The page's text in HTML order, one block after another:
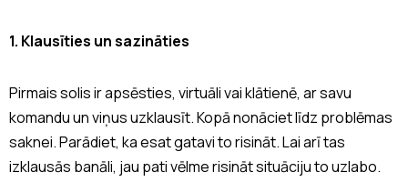
1. Klausīties un sazināties
Pirmais solis ir apsēsties, virtuāli vai klātienē, ar savu
komandu un viņus uzklausīt. Kopā nonāciet līdz problēmas
saknei. Parādiet, ka esat gatavi to risināt. Lai arī tas
izklausās banāli, jau pati vēlme risināt situāciju to uzlabo.